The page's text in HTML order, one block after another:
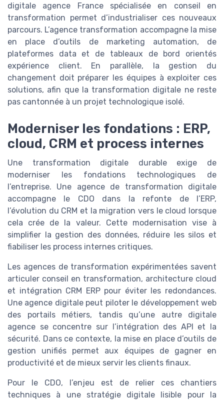
digitale agence France spécialisée en conseil en
transformation permet d’industrialiser ces nouveaux
parcours. L’agence transformation accompagne la mise
en place d’outils de marketing automation, de
plateformes data et de tableaux de bord orientés
expérience client. En parallèle, la gestion du
changement doit préparer les équipes à exploiter ces
solutions, afin que la transformation digitale ne reste
pas cantonnée à un projet technologique isolé.
Moderniser les fondations : ERP,
cloud, CRM et process internes
Une transformation digitale durable exige de
moderniser les fondations technologiques de
l’entreprise. Une agence de transformation digitale
accompagne le CDO dans la refonte de l’ERP,
l’évolution du CRM et la migration vers le cloud lorsque
cela crée de la valeur. Cette modernisation vise à
simplifier la gestion des données, réduire les silos et
fiabiliser les process internes critiques.
Les agences de transformation expérimentées savent
articuler conseil en transformation, architecture cloud
et intégration CRM ERP pour éviter les redondances.
Une agence digitale peut piloter le développement web
des portails métiers, tandis qu’une autre digitale
agence se concentre sur l’intégration des API et la
sécurité. Dans ce contexte, la mise en place d’outils de
gestion unifiés permet aux équipes de gagner en
productivité et de mieux servir les clients finaux.
Pour le CDO, l’enjeu est de relier ces chantiers
techniques à une stratégie digitale lisible pour la